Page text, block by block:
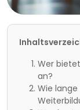
Wer
an?
Wie